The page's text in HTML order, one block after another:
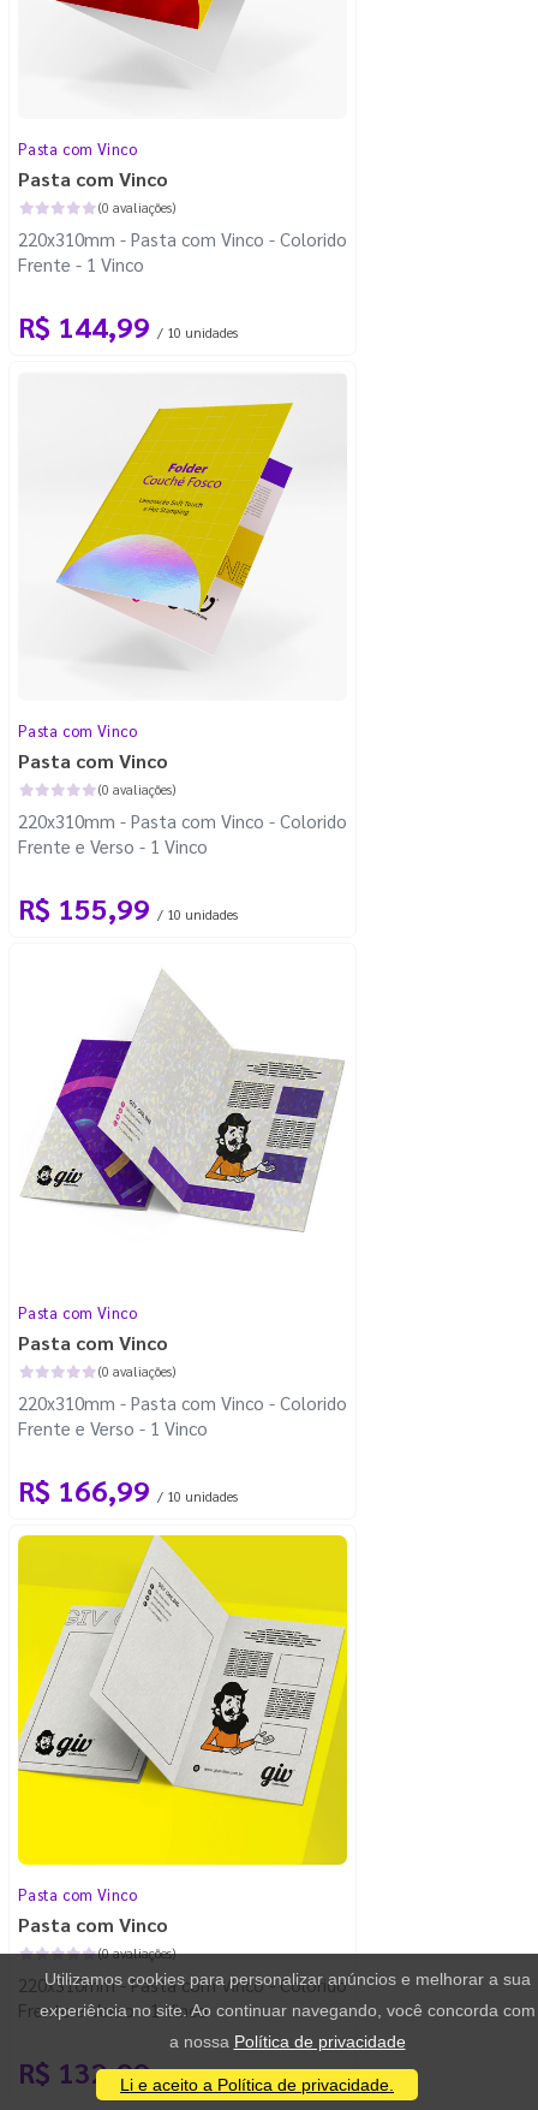
Pasta com Vinco
Pasta com Vinco
(0 avaliações)
220x310mm - Pasta com Vinco - Colorido
Frente - 1 Vinco
R$ 144,99 / 10 unidades
Pasta com Vinco
Pasta com Vinco
(0 avaliações)
220x310mm - Pasta com Vinco - Colorido
Frente e Verso - 1 Vinco
R$ 155,99 / 10 unidades
Pasta com Vinco
Pasta com Vinco
(0 avaliações)
220x310mm - Pasta com Vinco - Colorido
Frente e Verso - 1 Vinco
R$ 166,99 / 10 unidades
Pasta com Vinco
Pasta com Vinco
(0 avaliações)
220x310mm - Pasta com Vinco - Colorido
Frente e Verso - 1 Vinco
R$ 132,99 / 10 unidades
Utilizamos cookies para personalizar anúncios e melhorar a sua
experiência no site. Ao continuar navegando, você concorda com
a nossa Política de privacidade
Li e aceito a Política de privacidade.